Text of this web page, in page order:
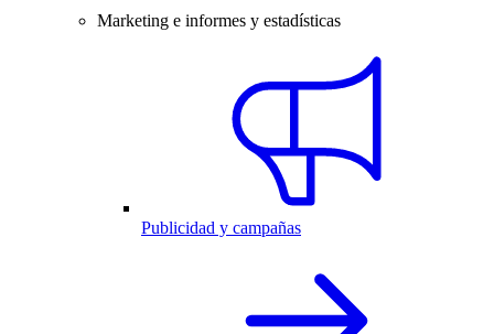
Marketing e informes y estadísticas
Publicidad y campañas